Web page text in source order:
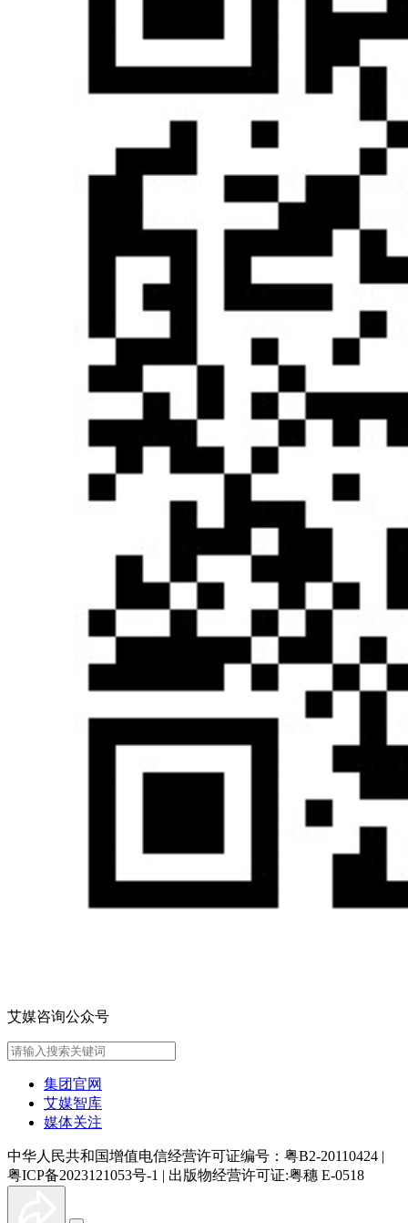
艾媒咨询公众号
集团官网
艾媒智库
媒体关注
中华人民共和国增值电信经营许可证编号：粤B2-20110424 |
粤ICP备2023121053号-1 | 出版物经营许可证:粤穗 E-0518